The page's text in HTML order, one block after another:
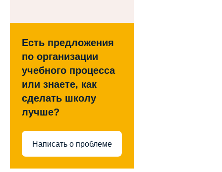
Есть предложения
по организации
учебного процесса
или знаете, как
сделать школу
лучше?
Написать о проблеме